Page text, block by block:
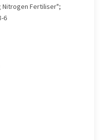
Nitrogen Fertiliser";
6